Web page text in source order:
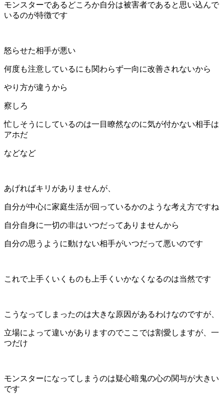
モンスターであるどころか自分は被害者であると思い込んで
いるのが特徴です
怒らせた相手が悪い
何度も注意しているにも関わらず一向に改善されないから
やり方が違うから
察しろ
忙しそうにしているのは一目瞭然なのに気が付かない相手は
アホだ
などなど
あげればキリがありませんが、
自分が中心に家庭生活が回っているかのような考え方ですね
自分自身に一切の非はいつだってありませんから
自分の思うように動けない相手がいつだって悪いのです
これで上手くいくものも上手くいかなくなるのは当然です
こうなってしまったのは大きな原因があるわけなのですが、
立場によって違いがありますのでここでは割愛しますが、一
つだけ
モンスターになってしまうのは疑心暗鬼の心の関与が大きい
です